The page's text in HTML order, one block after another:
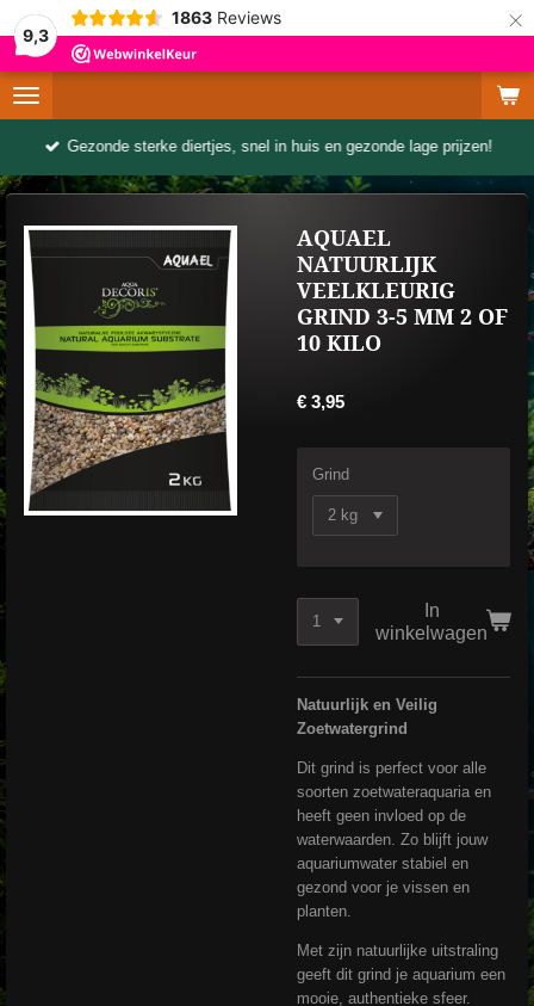
9,3
1863 Reviews ×
Gezonde sterke diertjes, snel in huis en gezonde lage prijzen!
AQUAEL
NATUURLIJK
VEELKLEURIG
GRIND 3-5 MM 2 OF
10 KILO
€ 3,95
Grind
In
winkelwagen
Natuurlijk en Veilig
Zoetwatergrind
Dit grind is perfect voor alle
soorten zoetwateraquaria en
heeft geen invloed op de
waterwaarden. Zo blijft jouw
aquariumwater stabiel en
gezond voor je vissen en
planten.
Met zijn natuurlijke uitstraling
geeft dit grind je aquarium een
mooie, authentieke sfeer.